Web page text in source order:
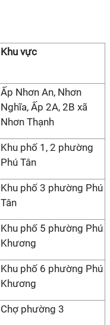
Khu vực
Ấp Nhơn An, Nhơn
Nghĩa, Ấp 2A, 2B xã
Nhơn Thạnh
Khu phố 1, 2 phường
Phú Tân
Khu phố 3 phường Phú
Tân
Khu phố 5 phường Phú
Khương
Khu phố 6 phường Phú
Khương
Chợ phường 3